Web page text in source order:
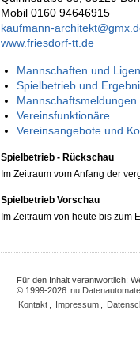
Mobil 0160 94646915
kaufmann-
www.friesdorf-tt.de
Mannschaften und
Spielbetrieb und
Vereinsfunktionäre
Vereinsangebote und
Spielbetrieb - Rückschau
Im Zeitraum vom Anfang der
Spielbetrieb Vorschau
Im Zeitraum von heute bis zum
Für den Inhalt verantwortlich:
© 1999-2026 nu
Kontakt
Impressum